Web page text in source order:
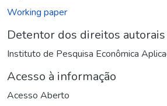
Working paper
Detentor dos direitos autorais
Instituto de Pesquisa Econômica
Acesso à informação
Acesso Aberto